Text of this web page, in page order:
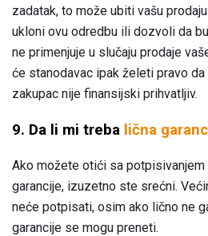
zadatak, to može ubiti vašu
ukloni ovu odredbu ili dozvoli da
ne primenjuje u slučaju prodaje
će stanodavac ipak želeti pravo
zakupac nije finansijski prihvatljiv.
9. Da li mi treba lična
Ako možete otići sa
garancije, izuzetno ste srećni.
neće potpisati, osim ako lično ne
garancije se mogu preneti.